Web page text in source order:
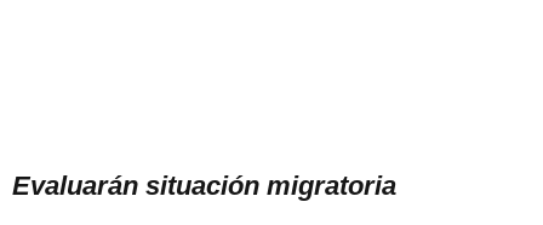
Evaluarán situación migratoria